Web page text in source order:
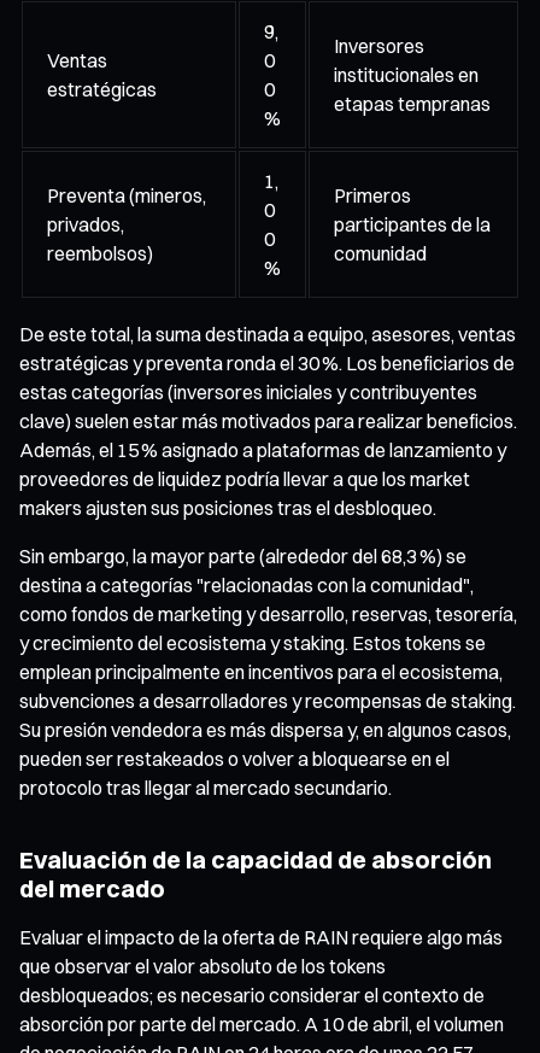
Ventas
estratégicas
9,
0
0
%
Inversores
institucionales en
etapas tempranas
Preventa (mineros,
privados,
reembolsos)
1,
0
0
%
Primeros
participantes de la
comunidad
De este total, la suma destinada a equipo, asesores, ventas
estratégicas y preventa ronda el 30 %. Los beneficiarios de
estas categorías (inversores iniciales y contribuyentes
clave) suelen estar más motivados para realizar beneficios.
Además, el 15 % asignado a plataformas de lanzamiento y
proveedores de liquidez podría llevar a que los market
makers ajusten sus posiciones tras el desbloqueo.
Sin embargo, la mayor parte (alrededor del 68,3 %) se
destina a categorías "relacionadas con la comunidad",
como fondos de marketing y desarrollo, reservas, tesorería,
y crecimiento del ecosistema y staking. Estos tokens se
emplean principalmente en incentivos para el ecosistema,
subvenciones a desarrolladores y recompensas de staking.
Su presión vendedora es más dispersa y, en algunos casos,
pueden ser restakeados o volver a bloquearse en el
protocolo tras llegar al mercado secundario.
Evaluación de la capacidad de absorción
del mercado
Evaluar el impacto de la oferta de RAIN requiere algo más
que observar el valor absoluto de los tokens
desbloqueados; es necesario considerar el contexto de
absorción por parte del mercado. A 10 de abril, el volumen